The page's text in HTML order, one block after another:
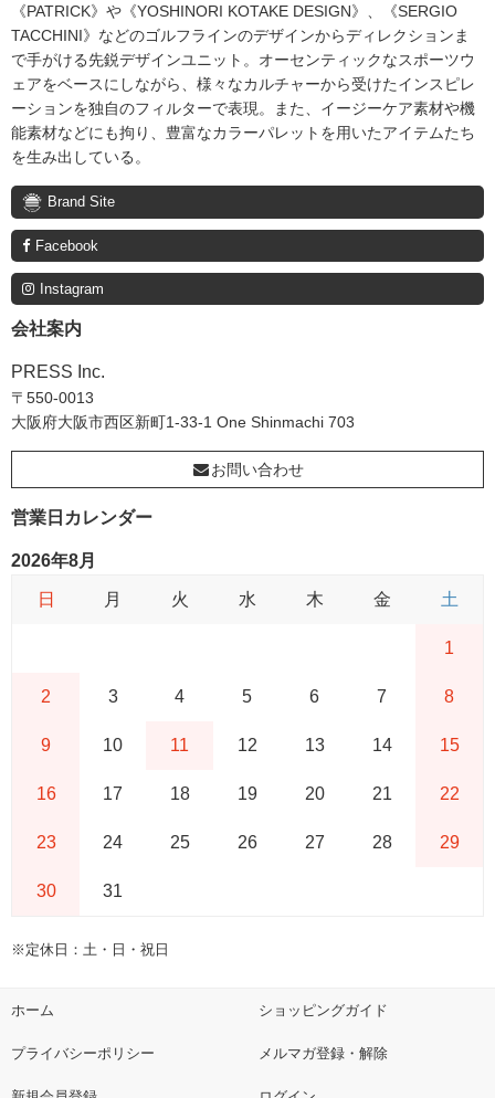
《PATRICK》や《YOSHINORI KOTAKE DESIGN》、《SERGIO
TACCHINI》などのゴルフラインのデザインからディレクションま
で手がける先鋭デザインユニット。オーセンティックなスポーツウ
ェアをベースにしながら、様々なカルチャーから受けたインスピレ
ーションを独自のフィルターで表現。また、イージーケア素材や機
能素材などにも拘り、豊富なカラーパレットを用いたアイテムたち
を生み出している。
Brand Site
Facebook
Instagram
会社案内
PRESS Inc.
〒550-0013
大阪府大阪市西区新町1-33-1 One Shinmachi 703
お問い合わせ
営業日カレンダー
2026年8月
日 月 火 水 木 金 土
1
2 3 4 5 6 7 8
9 10 11 12 13 14 15
16 17 18 19 20 21 22
23 24 25 26 27 28 29
30 31
※定休日：土・日・祝日
ホーム ショッピングガイド
プライバシーポリシー メルマガ登録・解除